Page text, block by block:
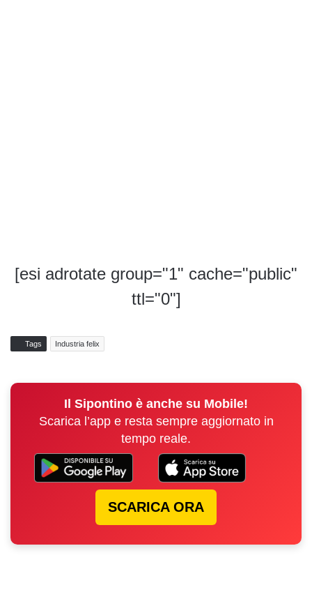
[esi adrotate group="1" cache="public"
ttl="0"]
Tags Industria felix
Il Sipontino è anche su Mobile!
Scarica l’app e resta sempre aggiornato in
tempo reale.
SCARICA ORA